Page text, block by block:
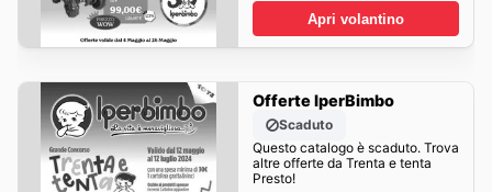
Apri volantino
Offerte IperBimbo
Scaduto
Questo catalogo è scaduto. Trova
altre offerte da Trenta e tenta
Presto!